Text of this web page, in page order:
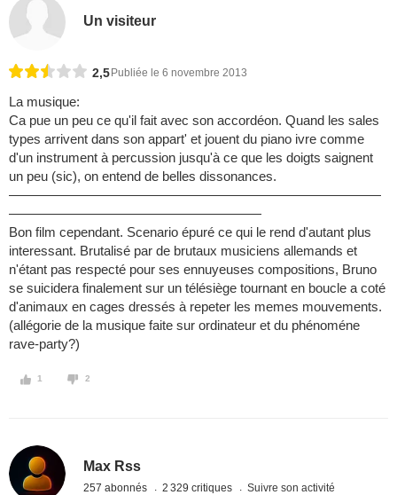
Un visiteur
2,5 Publiée le 6 novembre 2013
La musique:
Ca pue un peu ce qu'il fait avec son accordéon. Quand les sales
types arrivent dans son appart' et jouent du piano ivre comme
d'un instrument à percussion jusqu'à ce que les doigts saignent
un peu (sic), on entend de belles dissonances.
————————————————————————————
———————————————————
Bon film cependant. Scenario épuré ce qui le rend d'autant plus
interessant. Brutalisé par de brutaux musiciens allemands et
n'étant pas respecté pour ses ennuyeuses compositions, Bruno
se suicidera finalement sur un télésiège tournant en boucle a coté
d'animaux en cages dressés à repeter les memes mouvements.
(allégorie de la musique faite sur ordinateur et du phénoméne
rave-party?)
1 2
Max Rss
257 abonnés 2 329 critiques Suivre son activité